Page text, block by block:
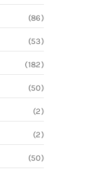
(86)
(53)
(182)
(50)
(2)
(2)
(50)